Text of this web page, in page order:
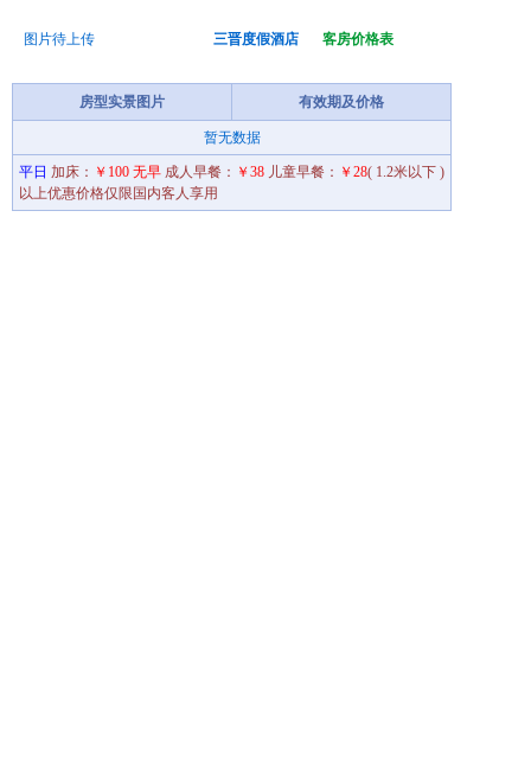
图片待上传 三晋度假酒店 客房价格表
房型实景图片 有效期及价格
暂无数据
平日 加床： ￥100 无早 成人早餐： ￥38 儿童早餐： ￥28( 1.2米以下 )
以上优惠价格仅限国内客人享用